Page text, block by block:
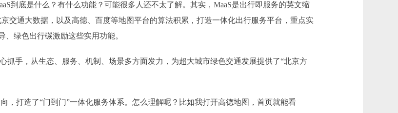
到底是什么？有什么功能？可能很多人还不太了解。其实，MaaS是出行即服务的英文缩
京交通大数据，以及高德、百度等地图平台的算法积累，打造一体化出行服务平台，重点实
绿色出行碳激励这些实用功能。
手，从生态、服务、机制、场景多方面发力，为超大城市绿色交通发展提供了“北京方
打造了“门到门”一体化服务体系。怎么理解呢？比如我打开高德地图，首页就能看